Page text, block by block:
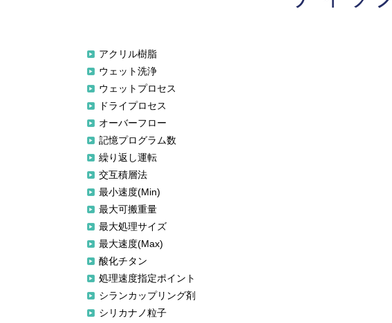
アクリル樹脂
ウェット洗浄
ウェットプロセス
ドライプロセス
オーバーフロー
記憶プログラム数
繰り返し運転
交互積層法
最小速度(Min)
最大可搬重量
最大処理サイズ
最大速度(Max)
酸化チタン
処理速度指定ポイント
シランカップリング剤
シリカナノ粒子